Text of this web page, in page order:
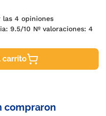
las 4 opiniones
9.5/10 Nº valoraciones:4
carrito
compraron